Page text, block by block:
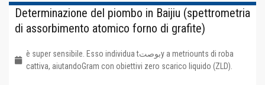
Determinazione del piombo in Baijiu (spettrometria
di assorbimento atomico forno di grafite)
è super sensibile. Esso individua tبوصتy a metriounts di roba
cattiva, aiutandoGram con obiettivi zero scarico liquido (ZLD).